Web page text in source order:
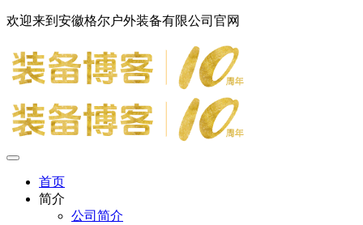
欢迎来到安徽格尔户外装备有限公司官网
首页
简介
公司简介